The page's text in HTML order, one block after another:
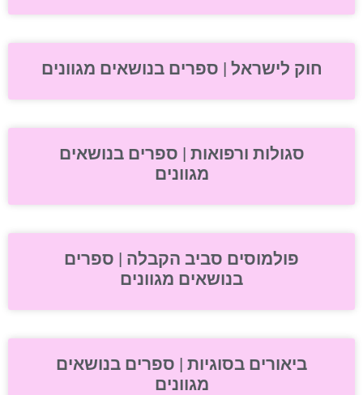
חוק לישראל | ספרים בנושאים מגוונים
סגולות ורפואות | ספרים בנושאים
מגוונים
פולמוסים סביב הקבלה | ספרים
בנושאים מגוונים
ביאורים בסוגיות | ספרים בנושאים
מגוונים